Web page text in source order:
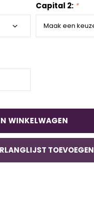
Capital 2: *
WINKELWAGEN
TOEVOEGEN